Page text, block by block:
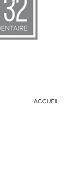
ACCUEIL